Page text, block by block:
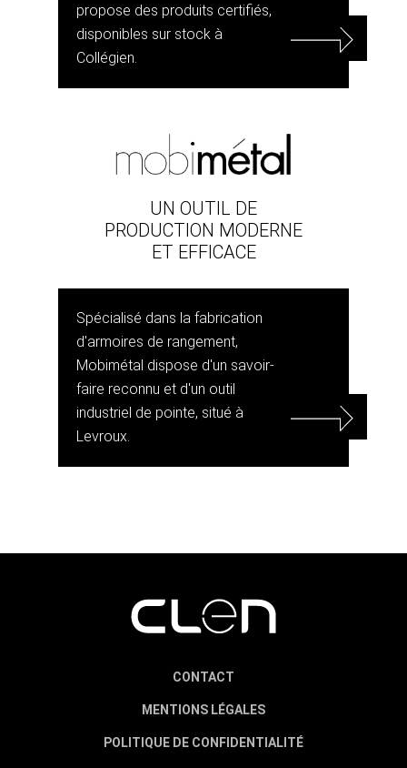
propose des produits certifiés,
disponibles sur stock à
Collégien.
UN OUTIL DE
PRODUCTION MODERNE
ET EFFICACE
Spécialisé dans la fabrication
d'armoires de rangement,
Mobimétal dispose d'un savoir-
faire reconnu et d'un outil
industriel de pointe, situé à
Levroux.
CONTACT
MENTIONS LÉGALES
POLITIQUE DE CONFIDENTIALITÉ